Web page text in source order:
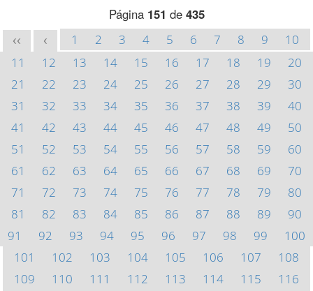
Página 151 de 435
<< < 1 2 3 4 5 6 7 8 9
10
11
12 13 14 15 16 17 18 19
20
21
22 23 24 25 26 27 28 29
30
31
32 33 34 35 36 37 38 39
40
41
42 43 44 45 46 47 48 49
50
51
52 53 54 55 56 57 58 59
60
61
62 63 64 65 66 67 68 69
70
71
72 73 74 75 76 77 78 79
80
81
82 83 84 85 86 87 88 89
90
91
92 93 94 95 96 97 98 99
100
101
102 103 104 105 106 107
108
109
110 111 112 113 114 115
116